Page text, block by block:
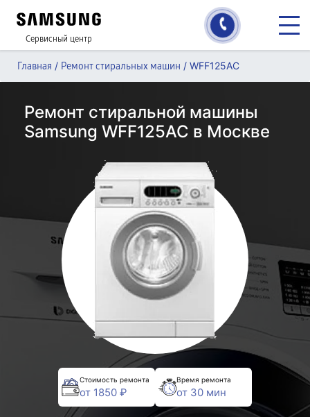
Сервисный центр
Главная / Ремонт стиральных машин / WFF125AC
Ремонт стиральной машины
Samsung WFF125AC в Москве
Стоимость ремонта
от 1850 ₽
Время ремонта
от 30 мин